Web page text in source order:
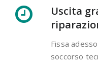
Uscita
Fissa
soccorso